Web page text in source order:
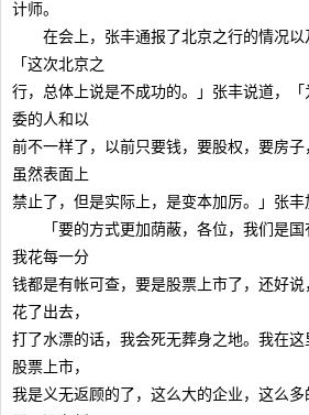
计师。
在会上，张丰通报了北京之行的情况以
「这次北京之
行，总体上说是不成功的。」张丰说道，
委的人和以
前不一样了，以前只要钱，要股权，要房
虽然表面上
禁止了，但是实际上，是变本加厉。」张丰
「要的方式更加荫蔽，各位，我们是国
我花每一分
钱都是有帐可查，要是股票上市了，还好
花了出去，
打了水漂的话，我会死无葬身之地。我在
股票上市，
我是义无返顾的了，这么大的企业，这么